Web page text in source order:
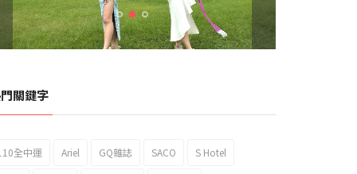
關鍵字
全中運 Ariel GQ雜誌 SACO S Hotel